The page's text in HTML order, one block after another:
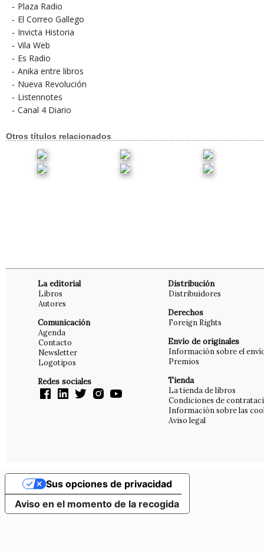
- Plaza Radio
- El Correo Gallego
- Invicta Historia
- Vila Web
- Es Radio
- Anika entre libros
- Nueva Revolución
- Listennotes
- Canal 4 Diario
Otros títulos relacionados
La editorial
Libros
Autores
Comunicación
Agenda
Contacto
Newsletter
Logotipos
Redes sociales
Distribución
Distribuidores
Derechos
Foreign Rights
Envío de originales
Información sobre el
Premios
Tienda
La tienda de libros
Condiciones de
Información sobre las
Aviso legal
Aviso en el momento de la recogida
Sus opciones de privacidad